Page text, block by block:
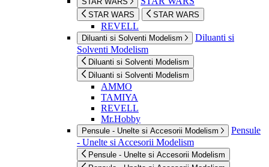
STAR WARS STAR WARS
REVELL
Diluanti si Solventi Modelism
Diluanti si
Solventi Modelism
Diluanti si Solventi Modelism
Diluanti si Solventi Modelism
AMMO
TAMIYA
REVELL
Mr.Hobby
Pensule - Unelte si Accesorii Modelism
Pensule
- Unelte si Accesorii Modelism
Pensule - Unelte si Accesorii Modelism